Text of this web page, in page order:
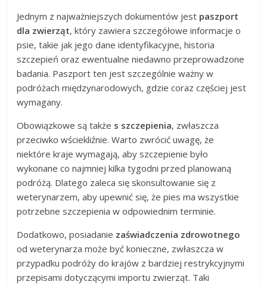
Jednym z najważniejszych dokumentów jest paszport
dla zwierząt, który zawiera szczegółowe informacje o
psie, takie jak jego dane identyfikacyjne, historia
szczepień oraz ewentualne niedawno przeprowadzone
badania. Paszport ten jest szczególnie ważny w
podróżach międzynarodowych, gdzie coraz częściej jest
wymagany.
Obowiązkowe są także s szczepienia, zwłaszcza
przeciwko wściekliźnie. Warto zwrócić uwagę, że
niektóre kraje wymagają, aby szczepienie było
wykonane co najmniej kilka tygodni przed planowaną
podróżą. Dlatego zaleca się skonsultowanie się z
weterynarzem, aby upewnić się, że pies ma wszystkie
potrzebne szczepienia w odpowiednim terminie.
Dodatkowo, posiadanie zaświadczenia zdrowotnego
od weterynarza może być konieczne, zwłaszcza w
przypadku podróży do krajów z bardziej restrykcyjnymi
przepisami dotyczącymi importu zwierząt. Taki